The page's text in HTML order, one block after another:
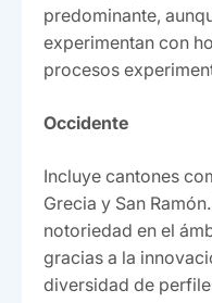
predominante,
experimentan con
procesos
Occidente
Incluye cantones
Grecia y San
notoriedad en el
gracias a la
diversidad de